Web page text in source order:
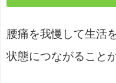
腰痛を我慢して生活
状態につながること